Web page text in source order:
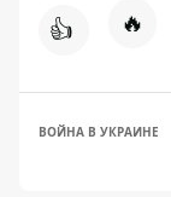
👍 🔥
ВОЙНА В УКРАИНЕ